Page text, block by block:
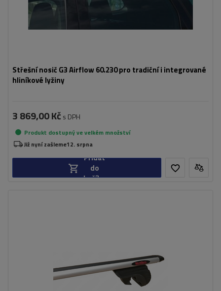
Střešní nosič G3 Airflow 60.230 pro tradiční i integrované
hliníkové lyžiny
3 869,00 Kč s DPH
Produkt dostupný ve velkém množství
Již nyní zašleme12. srpna
Přidat
do
košíku